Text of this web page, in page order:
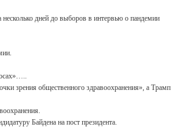
дней до выборов в интервью о пандемии
зрения общественного здравоохранения», а Трамп
Байдена на пост президента.